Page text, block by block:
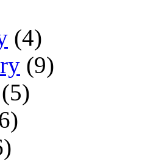
(4)
(9)
(5)